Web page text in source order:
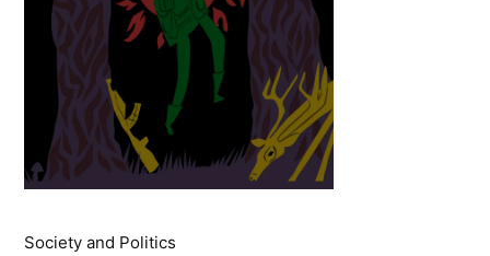
Society and Politics